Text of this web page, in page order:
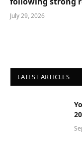
July 29, 2026
LATEST ARTICLES